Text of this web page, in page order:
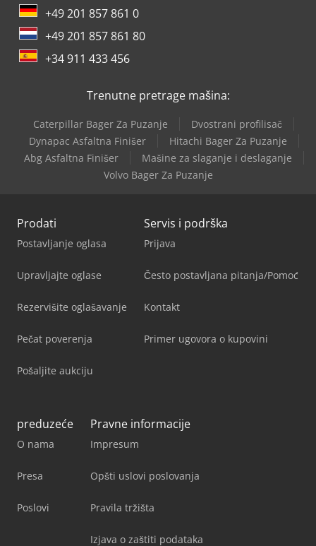
+49 201 857 861 0
+49 201 857 861 80
+34 911 433 456
Trenutne pretrage mašina:
Caterpillar Bager Za Puzanje
Dvostrani profilisač
Dynapac Asfaltna Finišer
Hitachi Bager Za Puzanje
Abg Asfaltna Finišer
Mašine za slaganje i deslaganje
Volvo Bager Za Puzanje
Prodati
Postavljanje oglasa
Upravljajte oglase
Rezervišite oglašavanje
Pečat poverenja
Pošaljite aukciju
Servis i podrška
Prijava
Često postavljana pitanja/Pomoć
Kontakt
Primer ugovora o kupovini
preduzeće
O nama
Presa
Poslovi
Pravne informacije
Impresum
Opšti uslovi poslovanja
Pravila tržišta
Izjava o zaštiti podataka